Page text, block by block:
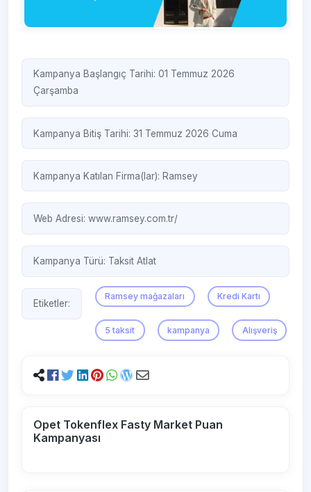
Kampanya Başlangıç Tarihi: 01 Temmuz 2026
Çarşamba
Kampanya Bitiş Tarihi: 31 Temmuz 2026 Cuma
Kampanya Katılan Firma(lar): Ramsey
Web Adresi:www.ramsey.com.tr/
Kampanya Türü: Taksit Atlat
Etiketler:
Ramsey mağazaları Kredi Kartı
5 taksit kampanya Alışveriş
Opet Tokenflex Fasty Market Puan
Kampanyası